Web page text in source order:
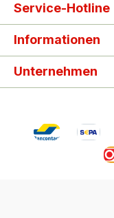
Service-Hotline
Informationen
Unternehmen